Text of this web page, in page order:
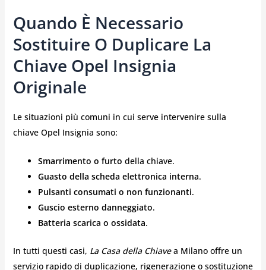
Quando È Necessario
Sostituire O Duplicare La
Chiave Opel Insignia
Originale
Le situazioni più comuni in cui serve intervenire sulla
chiave Opel Insignia sono:
Smarrimento o furto della chiave.
Guasto della scheda elettronica interna.
Pulsanti consumati o non funzionanti.
Guscio esterno danneggiato.
Batteria scarica o ossidata.
In tutti questi casi, La Casa della Chiavea Milano offre un
servizio rapido di duplicazione, rigenerazione o sostituzione